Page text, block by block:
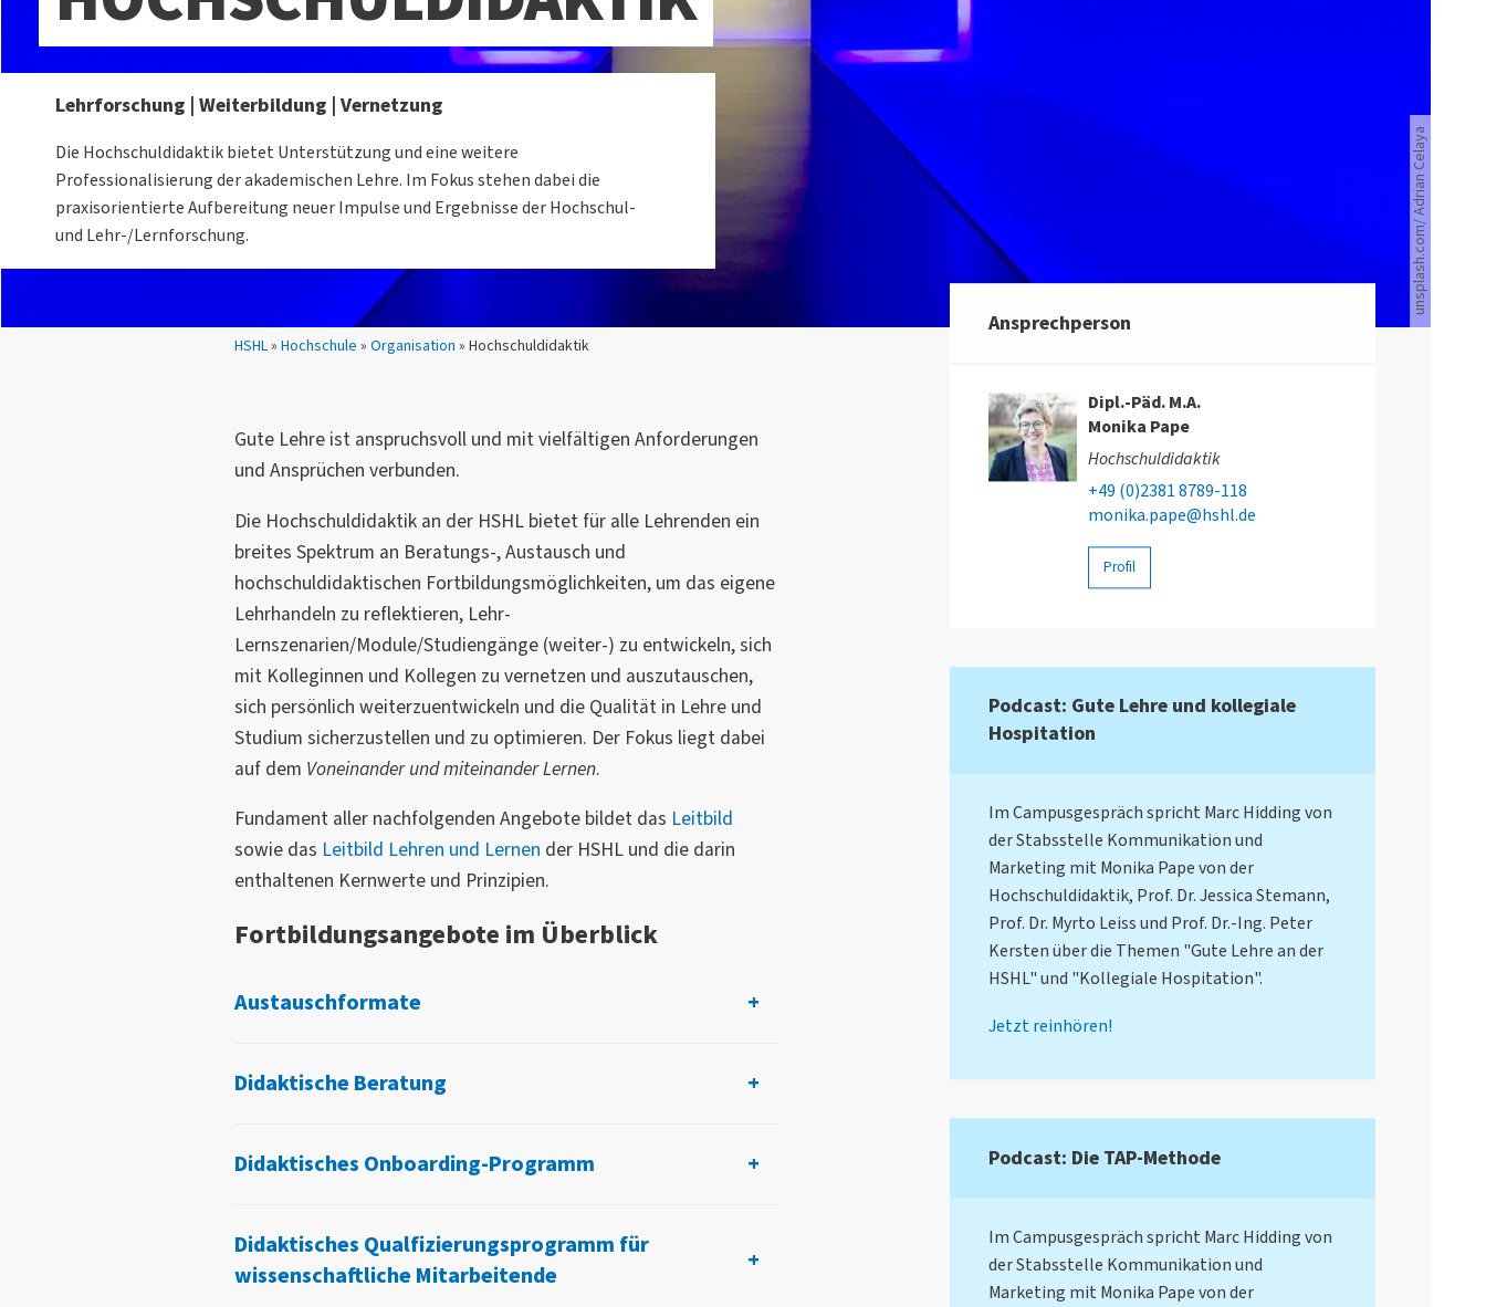
Sie sind hier:
HSHL» Hochschule » Organisation » Hochschuldidaktik
Blaue Wände und Tür.
unsplash.com/ Adrian Celaya
Lehrforschung | Weiterbildung | Vernetzung
Die Hochschuldidaktik bietet Unterstützung und eine weitere
Professionalisierung der akademischen Lehre. Im Fokus stehen dabei die
praxisorientierte Aufbereitung neuer Impulse und Ergebnisse der Hochschul-
und Lehr-/Lernforschung.
Gute Lehre ist anspruchsvoll und mit vielfältigen Anforderungen
und Ansprüchen verbunden.
Die Hochschuldidaktik an der HSHL bietet für alle Lehrenden ein
breites Spektrum an Beratungs-, Austausch und
hochschuldidaktischen Fortbildungsmöglichkeiten, um das eigene
Lehrhandeln zu reflektieren, Lehr-
Lernszenarien/Module/Studiengänge (weiter-) zu entwickeln, sich
mit Kolleginnen und Kollegen zu vernetzen und auszutauschen,
sich persönlich weiterzuentwickeln und die Qualität in Lehre und
Studium sicherzustellen und zu optimieren. Der Fokus liegt dabei
auf dem Voneinander und miteinander Lernen.
Fundament aller nachfolgenden Angebote bildet das Leitbild
sowie das Leitbild Lehren und Lernen der HSHL und die darin
enthaltenen Kernwerte und Prinzipien.
Fortbildungsangebote im Überblick
Austauschformate
Didaktische Beratung
Didaktisches Onboarding-Programm
Didaktisches Qualfizierungsprogramm für
wissenschaftliche Mitarbeitende
Ansprechperson
Dipl.-Päd. M.A.
Monika Pape
Hochschuldidaktik
+49 (0)2381 8789-118
monika.pape@hshl.de
Profil
Podcast: Gute Lehre und kollegiale
Hospitation
Im Campusgespräch spricht Marc Hidding von
der Stabsstelle Kommunikation und
Marketing mit Monika Pape von der
Hochschuldidaktik, Prof. Dr. Jessica Stemann,
Prof. Dr. Myrto Leiss und Prof. Dr.-Ing. Peter
Kersten über die Themen "Gute Lehre an der
HSHL" und "Kollegiale Hospitation".
Jetzt reinhören!
Podcast: Die TAP-Methode
Im Campusgespräch spricht Marc Hidding von
der Stabsstelle Kommunikation und
Marketing mit Monika Pape von der